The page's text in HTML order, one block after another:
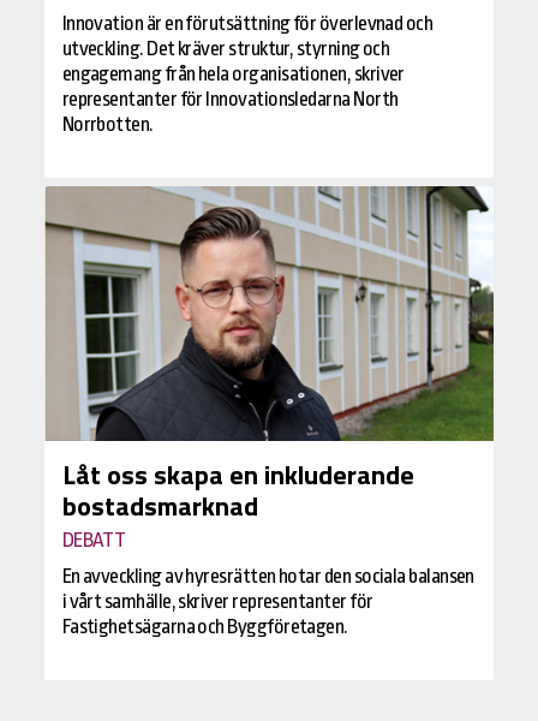
Innovation är en förutsättning för överlevnad och
utveckling. Det kräver struktur, styrning och
engagemang från hela organisationen, skriver
representanter för Innovationsledarna North
Norrbotten.
Låt oss skapa en inkluderande
bostadsmarknad
DEBATT
En avveckling av hyresrätten hotar den sociala balansen
i vårt samhälle, skriver representanter för
Fastighetsägarna och Byggföretagen.